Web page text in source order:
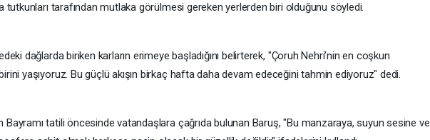
tutkunları tarafından mutlaka görülmesi gereken yerlerden biri olduğunu söyledi.
dağlarda biriken karların erimeye başladığını belirterek, "Çoruh Nehri’nin en coşkun
yaşıyoruz. Bu güçlü akışın birkaç hafta daha devam edeceğini tahmin ediyoruz" dedi.
Bayramı tatili öncesinde vatandaşlara çağrıda bulunan Baruş, "Bu manzaraya, suyun sesine ve